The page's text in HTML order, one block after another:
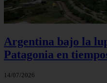
Argentina bajo la
Patagonia en
14/07/2026